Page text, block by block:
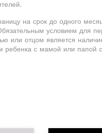
на срок до одного
условием для
или отцом является
ребенка с мамой или папой